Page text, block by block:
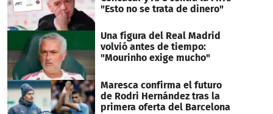
"Esto no se trata de dinero"
Una figura del Real Madrid
volvió antes de tiempo:
"Mourinho exige mucho"
Maresca confirma el futuro
de Rodri Hernández tras la
primera oferta del Barcelona